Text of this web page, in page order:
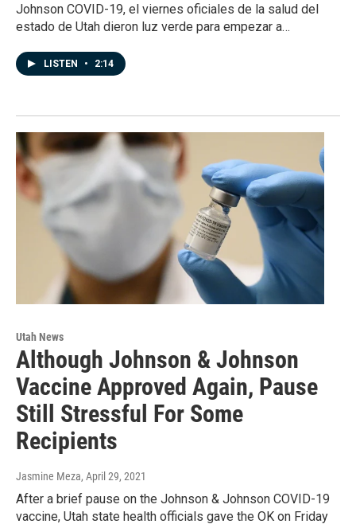
Johnson COVID-19, el viernes oficiales de la salud del
estado de Utah dieron luz verde para empezar a…
LISTEN • 2:14
Utah News
Although Johnson & Johnson
Vaccine Approved Again, Pause
Still Stressful For Some
Recipients
Jasmine Meza, April 29, 2021
After a brief pause on the Johnson & Johnson COVID-19
vaccine, Utah state health officials gave the OK on Friday